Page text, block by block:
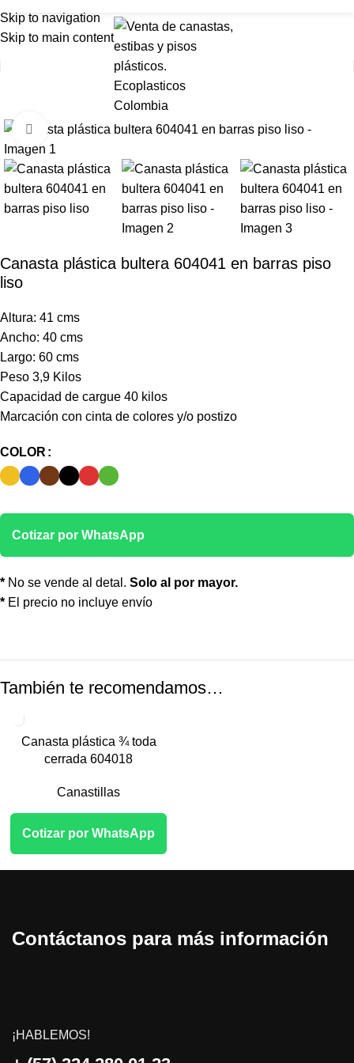
Skip to navigation
Skip to main content
Importante
Venta mínima en Bogotá de 30 unidades. 100 unidades a
Click para agrandar
Canasta plástica bultera 604041 en barras piso
liso
Altura: 41 cms
Ancho: 40 cms
Largo: 60 cms
Peso 3,9 Kilos
Capacidad de cargue 40 kilos
Marcación con cinta de colores y/o postizo
COLOR
Cotizar por WhatsApp
* No se vende al detal. Solo al por mayor.
* El precio no incluye envío
También te recomendamos…
Canasta plástica ¾ toda
cerrada 604018
Canastillas
Cotizar por WhatsApp
Contáctanos para más información
¡HABLEMOS!